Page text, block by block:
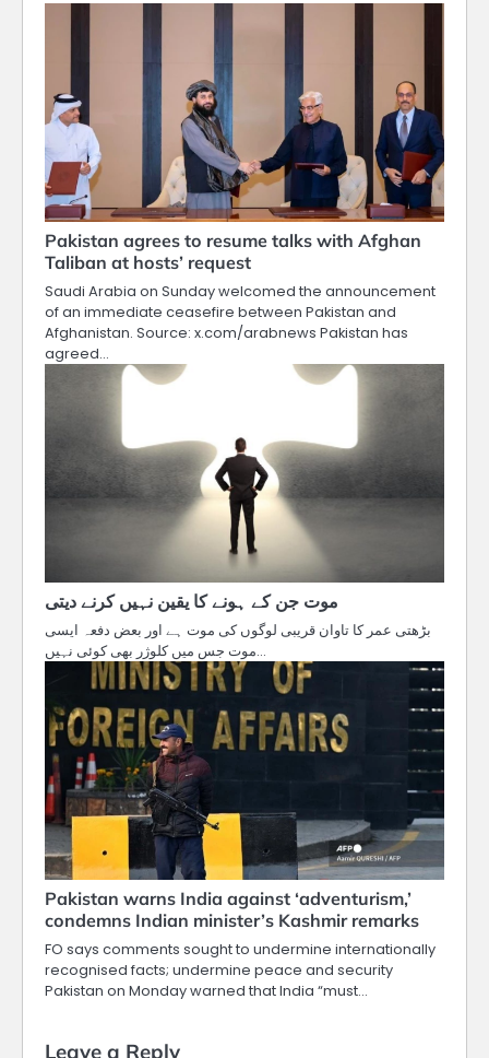
Pakistan agrees to resume talks with Afghan
Taliban at hosts’ request
Saudi Arabia on Sunday welcomed the announcement
of an immediate ceasefire between Pakistan and
Afghanistan. Source: x.com/arabnews Pakistan has
agreed…
موت جن کے ہونے کا یقین نہیں کرنے دیتی
بڑھتی عمر کا تاوان قریبی لوگوں کی موت ہے اور بعض دفعہ ایسی
موت جس میں کلوژر بھی کوئی نہیں…
Pakistan warns India against ‘adventurism,’
condemns Indian minister’s Kashmir remarks
FO says comments sought to undermine internationally
recognised facts; undermine peace and security
Pakistan on Monday warned that India “must…
Leave a Reply